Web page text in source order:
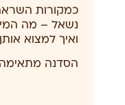
כמקורות
נשאל – מה
ואיך למצוא
הסדנה מתאימה